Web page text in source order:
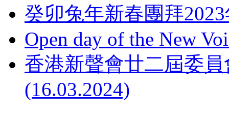
癸卯兔年新春團拜
Open day of the New
香港新聲會廿二屆委
(16.03.2024)